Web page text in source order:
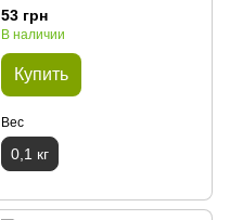
53 грн
В наличии
Купить
Вес
0,1 кг